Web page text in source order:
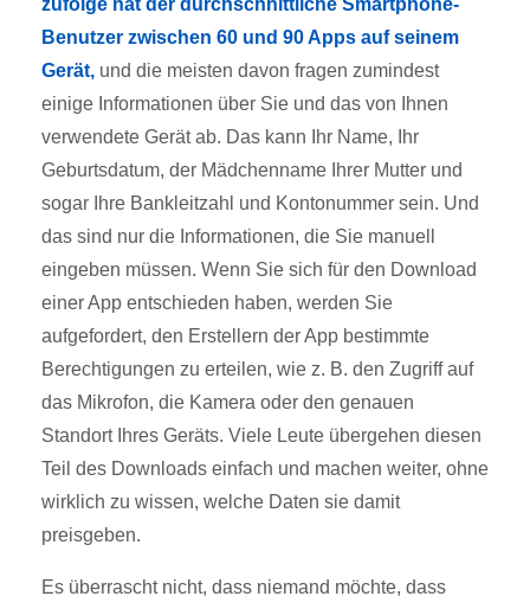
zufolge hat der durchschnittliche Smartphone-
Benutzer zwischen 60 und 90 Apps auf seinem
Gerät, und die meisten davon fragen zumindest
einige Informationen über Sie und das von Ihnen
verwendete Gerät ab. Das kann Ihr Name, Ihr
Geburtsdatum, der Mädchenname Ihrer Mutter und
sogar Ihre Bankleitzahl und Kontonummer sein. Und
das sind nur die Informationen, die Sie manuell
eingeben müssen. Wenn Sie sich für den Download
einer App entschieden haben, werden Sie
aufgefordert, den Erstellern der App bestimmte
Berechtigungen zu erteilen, wie z. B. den Zugriff auf
das Mikrofon, die Kamera oder den genauen
Standort Ihres Geräts. Viele Leute übergehen diesen
Teil des Downloads einfach und machen weiter, ohne
wirklich zu wissen, welche Daten sie damit
preisgeben.
Es überrascht nicht, dass niemand möchte, dass